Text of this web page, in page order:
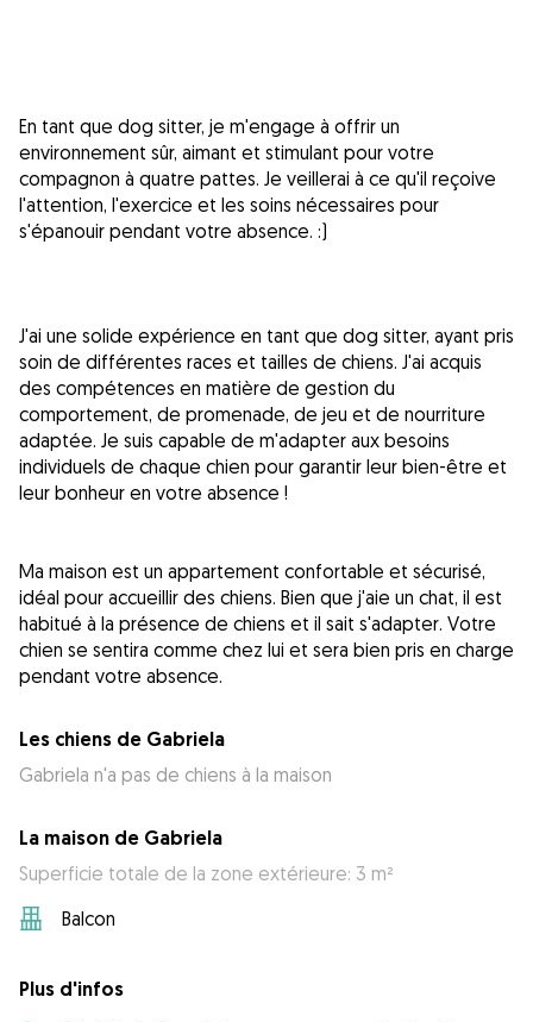
En tant que dog sitter, je m'engage à offrir un
environnement sûr, aimant et stimulant pour votre
compagnon à quatre pattes. Je veillerai à ce qu'il reçoive
l'attention, l'exercice et les soins nécessaires pour
s'épanouir pendant votre absence. :)
J'ai une solide expérience en tant que dog sitter, ayant pris
soin de différentes races et tailles de chiens. J'ai acquis
des compétences en matière de gestion du
comportement, de promenade, de jeu et de nourriture
adaptée. Je suis capable de m'adapter aux besoins
individuels de chaque chien pour garantir leur bien-être et
leur bonheur en votre absence !
Ma maison est un appartement confortable et sécurisé,
idéal pour accueillir des chiens. Bien que j'aie un chat, il est
habitué à la présence de chiens et il sait s'adapter. Votre
chien se sentira comme chez lui et sera bien pris en charge
pendant votre absence.
Les chiens de Gabriela
Gabriela n'a pas de chiens à la maison
La maison de Gabriela
Superficie totale de la zone extérieure: 3 m²
Balcon
Plus d'infos